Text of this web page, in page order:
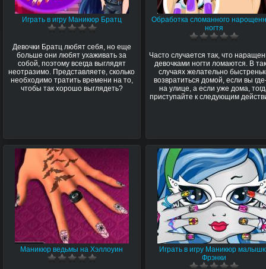
Играть в игру Маникюр Братц
Девочки Братц любят себя, но еще
больше они любят ухаживать за
собой, поэтому всегда выглядят
неотразимо. Представляете, сколько
необходимо тратить времени на то,
чтобы так хорошо выглядеть?
Обработка сломанного
ногтя
Часто случается так, что
девочками ногти ломаются. В
случаях желательно
возвратиться домой, если вы
на улице, а если уже дома,
приступайте к следующим
Маникюр ведьмы на Хэллоуин
Играть в игру Маникюр
Фрэнки